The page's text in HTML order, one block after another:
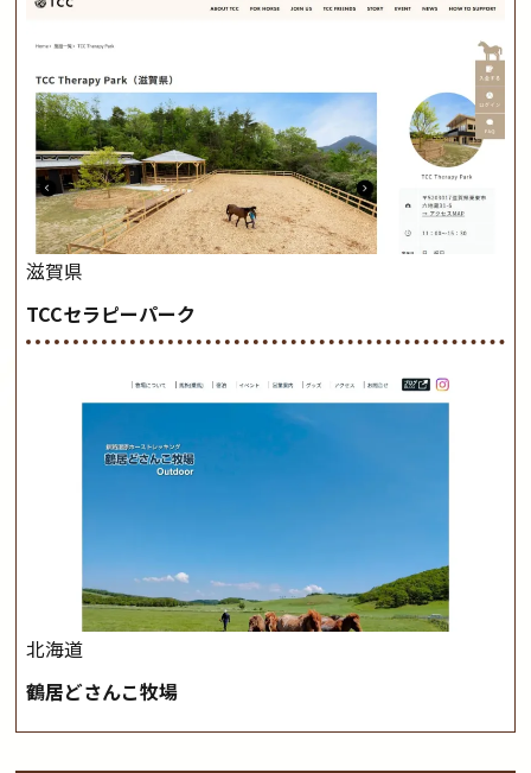
滋賀県
TCCセラピーパーク
北海道
鶴居どさんこ牧場